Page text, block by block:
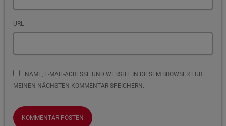
URL
NAME, E-MAIL-ADRESSE UND WEBSITE IN DIESEM BROWSER FÜR
MEINEN NÄCHSTEN KOMMENTAR SPEICHERN.